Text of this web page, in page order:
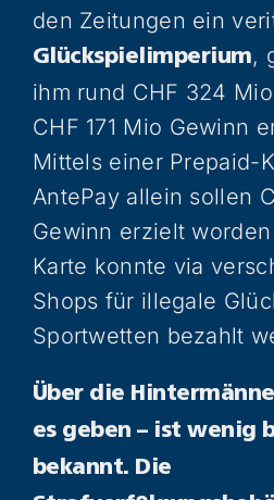
den Zeitungen ein
Glückspielimperium,
ihm rund CHF 324
CHF 171 Mio Gewinn
Mittels einer Prepaid-
AntePay allein sollen
Gewinn erzielt
Karte konnte via
Shops für illegale
Sportwetten bezahlt
Über die
es geben – ist wenig
bekannt. Die